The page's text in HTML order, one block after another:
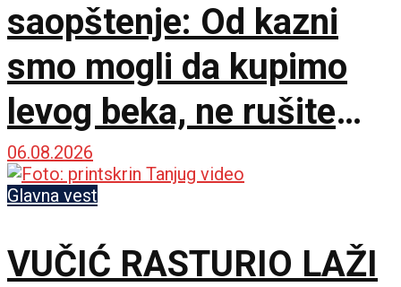
saopštenje: Od kazni
smo mogli da kupimo
levog beka, ne rušite
sopstveni klub!
06.08.2026
Glavna vest
VUČIĆ RASTURIO LAŽI